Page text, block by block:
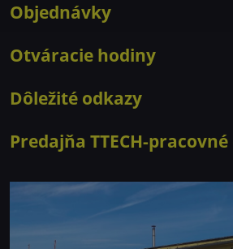
Objednávky
Otváracie hodiny
Dôležité odkazy
Predajňa TTECH-